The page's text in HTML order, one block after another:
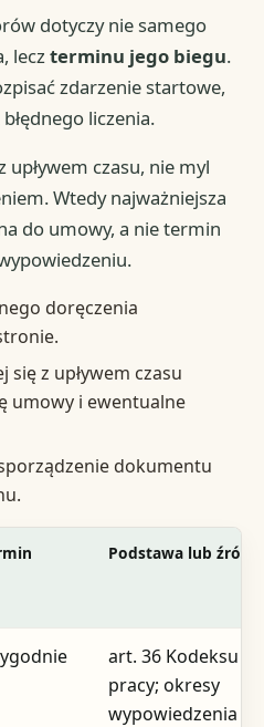
dotyczy nie samego
leczterminu jego biegu.
zdarzenie startowe,
liczenia.
upływem czasu, nie myl
Wtedy najważniejsza
do umowy, a nie termin
doręczenia
się z upływem czasu
umowy i ewentualne
dokumentu
Podstawa lub
art. 36 Kodeksu
pracy; okresy
wypowiedzenia